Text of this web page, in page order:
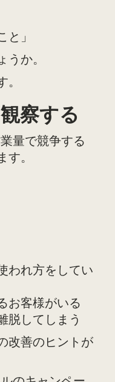
と」
か。
察する
量で競争する
。
われ方をしてい
お客様がいる
脱してしまう
改善のヒントが